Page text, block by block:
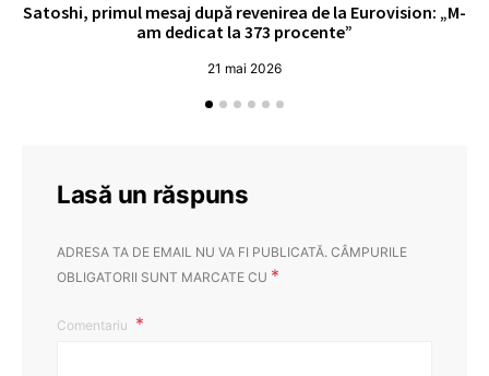
Satoshi, primul mesaj după revenirea de la Eurovision: „M-
am dedicat la 373 procente”
21 mai 2026
Lasă un răspuns
ADRESA TA DE EMAIL NU VA FI PUBLICATĂ. CÂMPURILE
OBLIGATORII SUNT MARCATE CU *
Comentariu